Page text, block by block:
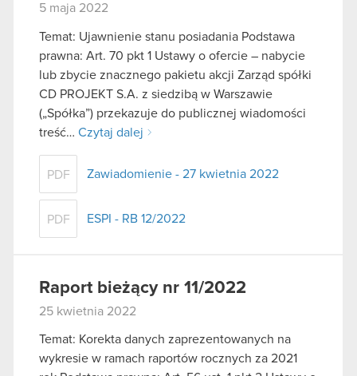
5 maja 2022
Temat: Ujawnienie stanu posiadania Podstawa
prawna: Art. 70 pkt 1 Ustawy o ofercie – nabycie
lub zbycie znacznego pakietu akcji Zarząd spółki
CD PROJEKT S.A. z siedzibą w Warszawie
(„Spółka”) przekazuje do publicznej wiadomości
treść… Czytaj dalej
PDF Zawiadomienie - 27 kwietnia 2022
PDF ESPI - RB 12/2022
Raport bieżący nr 11/2022
25 kwietnia 2022
Temat: Korekta danych zaprezentowanych na
wykresie w ramach raportów rocznych za 2021